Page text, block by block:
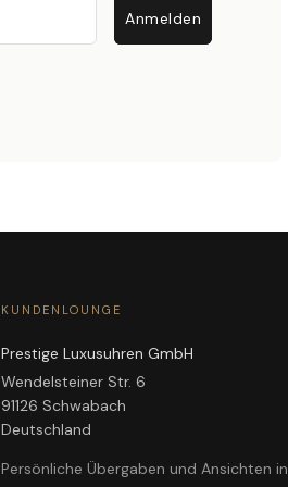
Anmelden
KUNDENLOUNGE
Prestige Luxusuhren GmbH
Wendelsteiner Str. 6
91126 Schwabach
Deutschland
Persönliche Übergaben und Ansichten in